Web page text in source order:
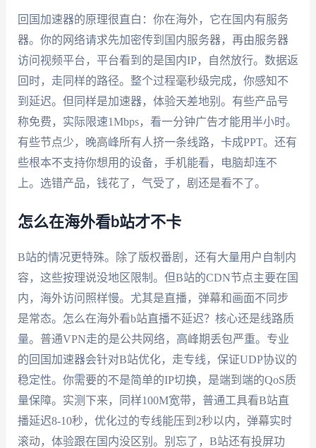
回国加速器的原理很直白：你在海外，它在国内有服务
器。你的网络请求先加密传到国内服务器，再由服务器
访问视频平台，平台看到的是国内IP，自然放行。数据返
回时，走同样的路径。整个过程毫秒级完成，你感知不
到延迟。但同样是加速器，体验天差地别。有些产品号
称免费，实际限速1Mbps，看一分钟广告才能用半小时。
有些节点少，晚高峰所有人挤一条线路，卡成PPT。还有
些根本不支持你想用的设备，手机能看，电脑却连不
上。选错产品，钱花了，气受了，剧还是看不了。
怎么在海外看b站才不卡
B站的情况更特殊。除了版权番剧，还有大量用户自制内
容，这些按理说没地区限制。但B站的CDN节点主要在国
内，海外访问照样慢。尤其是直播，弹幕和画面不同步
是常态。怎么在海外看b站直播不延迟？核心还是线路质
量。普通VPN走的是公共网络，高峰期丢包严重。专业
的回国加速器会针对B站优化，走专线，保证UDP协议的
稳定性。你需要的不是简单的IP切换，是端到端的QoS质
量保障。实测下来，同样100M宽带，普通工具看B站直
播延迟8-10秒，优化过的专线能压到2秒以内，弹幕实时
滚动，体验跟在国内没区别。别忘了，B站还有投屏功